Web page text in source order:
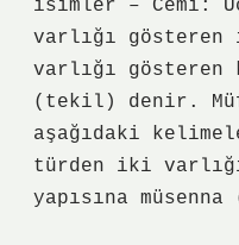
isimler – Cemî:
varlığı
varlığı gösteren
(tekil) denir.
aşağıdaki
türden iki
yapısına